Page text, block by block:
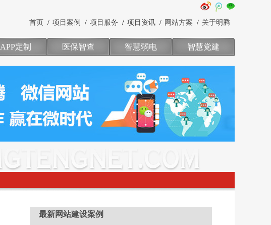
首页 项目案例 项目服务 项目资讯 网站方案 关于明腾
智慧党建
智慧弱电
医保智查
APP定制
最新网站建设案例